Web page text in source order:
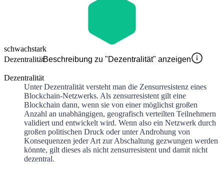
schwachstark
DezentralitätBeschreibung zu "Dezentralität" anzeigen
Dezentralität
Unter Dezentralität versteht man die Zensurresistenz eines
Blockchain-Netzwerks. Als zensurresistent gilt eine
Blockchain dann, wenn sie von einer möglichst großen
Anzahl an unabhängigen, geografisch verteilten Teilnehmern
validiert und entwickelt wird. Wenn also ein Netzwerk durch
großen politischen Druck oder unter Androhung von
Konsequenzen jeder Art zur Abschaltung gezwungen werden
könnte, gilt dieses als nicht zensurresistent und damit nicht
dezentral.